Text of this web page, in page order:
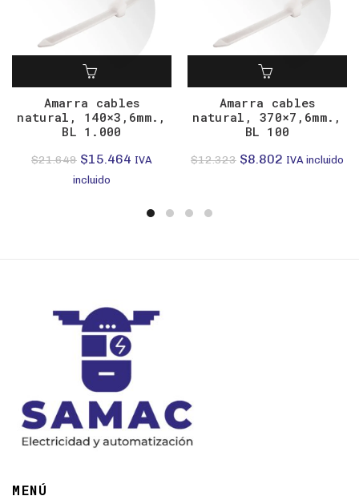
Amarra cables
natural, 140×3,6mm.,
BL 1.000
$21.649 El
precio
$15.464 El
es:
IVA
incluido
Amarra cables
natural, 370×7,6mm.,
BL 100
$12.323 El
$8.802 El
IVA incluido
MENÚ